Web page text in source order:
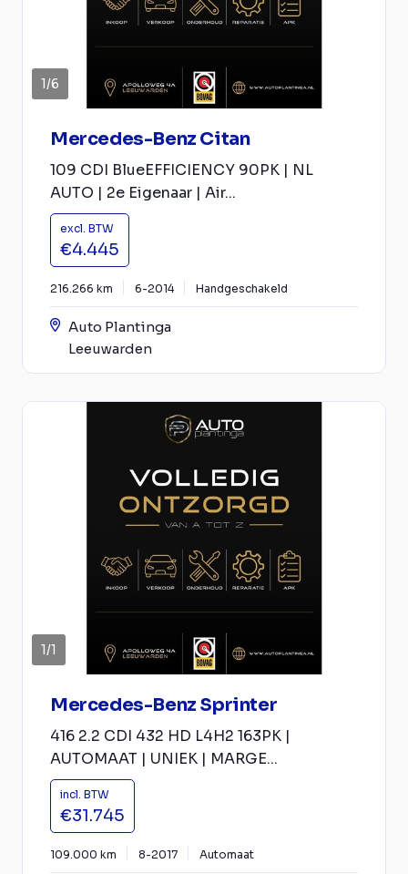
1/6
Mercedes-Benz Citan
109 CDI BlueEFFICIENCY 90PK | NL
AUTO | 2e Eigenaar | Air...
excl. BTW
€4.445
216.266 km 6-2014 Handgeschakeld
Auto Plantinga
Leeuwarden
1/1
Mercedes-Benz Sprinter
416 2.2 CDI 432 HD L4H2 163PK |
AUTOMAAT | UNIEK | MARGE...
incl. BTW
€31.745
109.000 km 8-2017 Automaat